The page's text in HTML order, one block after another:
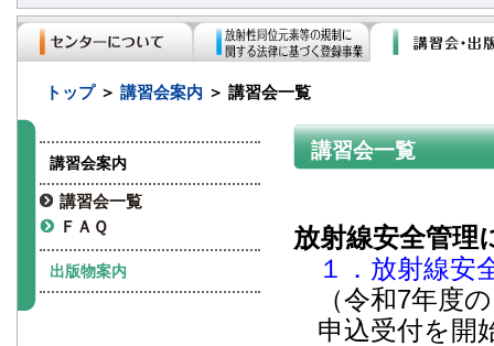
トップ＞ 講習会案内 ＞ 講習会一覧
講習会案内
講習会一覧
ＦＡＱ
出版物案内
講習会一覧
放射線安全管理
１．放射線安
（令和7年度
申込受付を開